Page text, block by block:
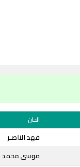
الحان
فهد الناصـر
موسى محمد